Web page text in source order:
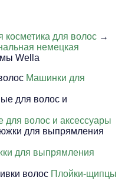
для волос →
немецкая
Wella
Машинки для
волос и аксессуары
для выпрямления
Плойки-щипцы